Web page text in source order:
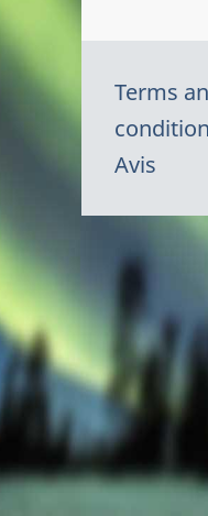
Terms
Avis